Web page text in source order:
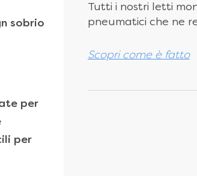
sobrio
per
per
Tutti i nostri letti
pneumatici che ne
Scopri come è fatto